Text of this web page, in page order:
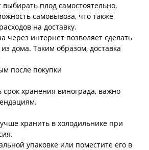
плод самостоятельно,
самовывоза, что также
на доставку.
через интернет позволяет сделать
дома. Таким образом, доставка
после покупки
хранения винограда, важно
хранить в холодильнике при
упаковке или поместите его в